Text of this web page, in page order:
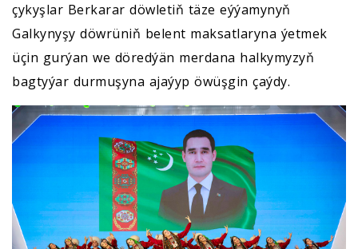
çykyşlar Berkarar döwletiň täze eýýamynyň
Galkynyşy döwrüniň belent maksatlaryna ýetmek
üçin gurýan we döredýän merdana halkymyzyň
bagtyýar durmuşyna ajaýyp öwüşgin çaýdy.